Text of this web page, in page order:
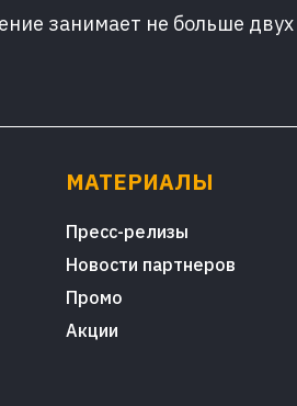
занимает не больше
МАТЕРИАЛЫ
Пресс-релизы
Новости партнеров
Промо
Акции